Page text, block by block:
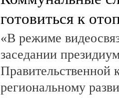
готовиться к
«В режиме
заседании
Правительственной
региональному